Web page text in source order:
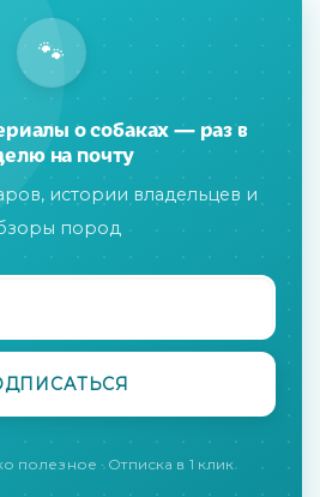
🐾
о собаках — раз в
на почту
истории владельцев и
пород
полезное · Отписка в 1 клик